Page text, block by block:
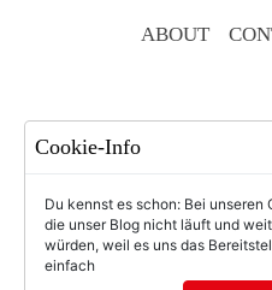
ABOUT
Cookie-Info
Du kennst es schon: Bei
die unser Blog nicht läuft und
würden, weil es uns das
einfach